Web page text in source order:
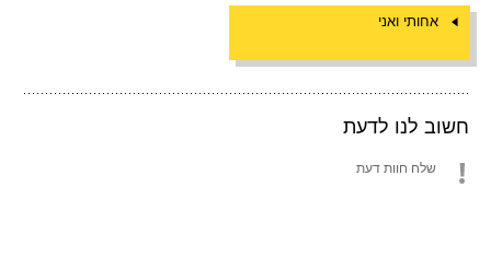
אחותי ואני
חשוב לנו לדעת
שלח חוות דעת